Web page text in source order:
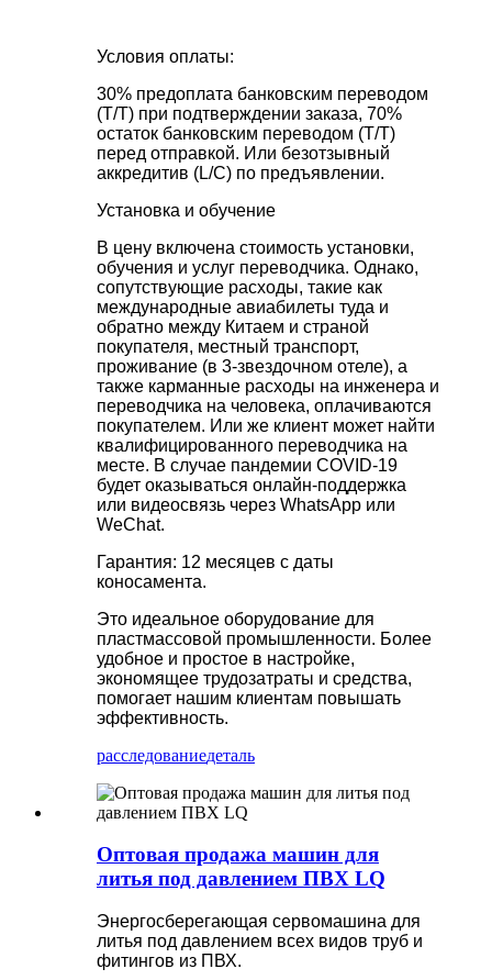
Условия оплаты:
30% предоплата банковским переводом
(T/T) при подтверждении заказа, 70%
остаток банковским переводом (T/T)
перед отправкой. Или безотзывный
аккредитив (L/C) по предъявлении.
Установка и обучение
В цену включена стоимость установки,
обучения и услуг переводчика. Однако,
сопутствующие расходы, такие как
международные авиабилеты туда и
обратно между Китаем и страной
покупателя, местный транспорт,
проживание (в 3-звездочном отеле), а
также карманные расходы на инженера и
переводчика на человека, оплачиваются
покупателем. Или же клиент может найти
квалифицированного переводчика на
месте. В случае пандемии COVID-19
будет оказываться онлайн-поддержка
или видеосвязь через WhatsApp или
WeChat.
Гарантия: 12 месяцев с даты
коносамента.
Это идеальное оборудование для
пластмассовой промышленности. Более
удобное и простое в настройке,
экономящее трудозатраты и средства,
помогает нашим клиентам повышать
эффективность.
расследованиедеталь
Оптовая продажа машин для
литья под давлением ПВХ LQ
Энергосберегающая сервомашина для
литья под давлением всех видов труб и
фитингов из ПВХ.